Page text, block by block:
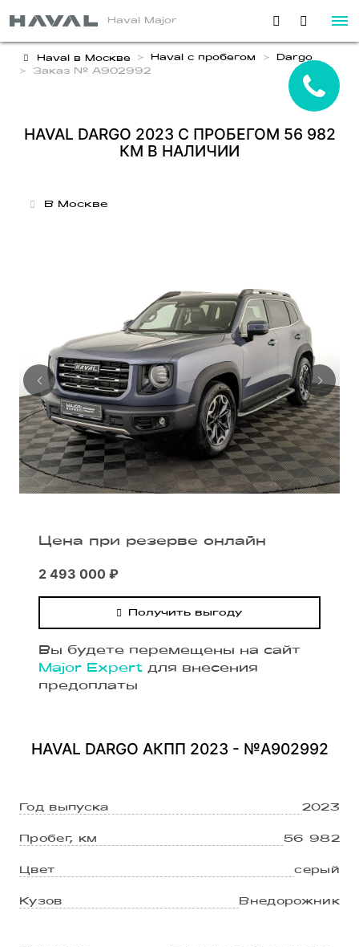
Haval Major
Haval в Москве Haval с пробегом
Dargo
Заказ № A902992
HAVAL DARGO 2023 С ПРОБЕГОМ 56 982
КМ В НАЛИЧИИ
В Москве
Цена при резерве онлайн
2 493 000 ₽
Получить выгоду
Вы будете перемещены на сайт
Major Expert для внесения
предоплаты
HAVAL DARGO АКПП 2023 - №A902992
Год выпуска 2023
Пробег, км 56 982
Цвет серый
Кузов Внедорожник